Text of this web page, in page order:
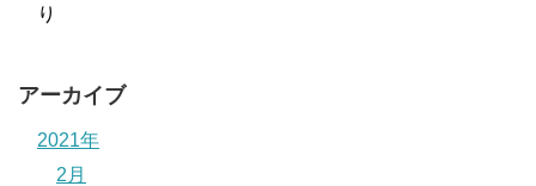
り
アーカイブ
2021年
2月